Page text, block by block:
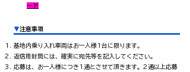
ード
▼注意事項
基地内乗り入れ車両はお一人様1台に限ります。
返信用封筒には、確実に宛先等を記入してください。
応募は、お一人様につき1通とさせて頂きます。2通以上応募